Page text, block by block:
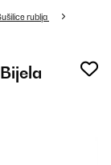
rublja